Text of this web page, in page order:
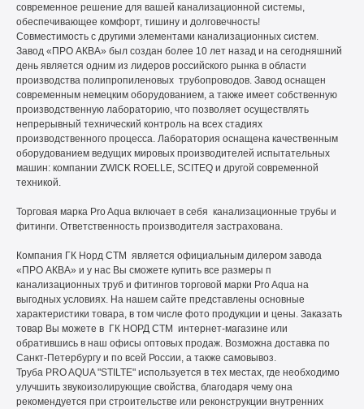
современное решение для вашей канализационной системы,
обеспечивающее комфорт, тишину и долговечность!
Совместимость с другими элементами канализационных систем.
Завод «ПРО АКВА» был создан более 10 лет назад и на сегодняшний
день является одним из лидеров российского рынка в области
производства полипропиленовых трубопроводов. Завод оснащен
современным немецким оборудованием, а также имеет собственную
производственную лабораторию, что позволяет осуществлять
непрерывный технический контроль на всех стадиях
производственного процесса. Лаборатория оснащена качественным
оборудованием ведущих мировых производителей испытательных
машин: компании ZWICK ROELLE, SCITEQ и другой современной
техникой.
Торговая марка Pro Aqua включает в себя канализационные трубы и
фитинги. Ответственность производителя застрахована.
Компания ГК Норд СТМ является официальным дилером завода
«ПРО АКВА» и у нас Вы сможете купить все размеры п
канализационных труб и фитингов торговой марки Pro Aqua на
выгодных условиях. На нашем сайте представлены основные
характеристики товара, в том числе фото продукции и цены. Заказать
товар Вы можете в ГК НОРД СТМ интернет-магазине или
обратившись в наш офисы оптовых продаж. Возможна доставка по
Санкт-Петербургу и по всей России, а также самовывоз.
Труба PRO AQUA "STILTE" используется в тех местах, где необходимо
улучшить звукоизолирующие свойства, благодаря чему она
рекомендуется при строительстве или реконструкции внутренних